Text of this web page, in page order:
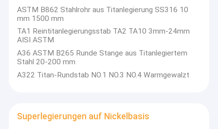
Nahtloses rostfreies Stahl
Schweißrohr aus Edelstahl
EDELSTAHLSPULE
304 1/2H 3/4H H Edelstahlspule
EDELSTAHLBAND
ASTM B862 Stahlrohr aus Titanlegierung SS316 10
mm 1500 mm
TA1 Reintitanlegierungsstab TA2 TA10 3mm-24mm
AISI ASTM
A36 ASTM B265 Runde Stange aus Titanlegiertem
Stahl 20-200 mm
A322 Titan-Rundstab NO.1 NO.3 NO.4 Warmgewalzt
Superlegierungen auf Nickelbasis
Die Kommission hat eine Reihe von Maßnahmen ergriffen, um
die
Die Produkte werden in den Bereichen Wärmeaustauschrohre,
Kochgeräte usw. eingesetzt.
Tischgeschirr, Druckbehälter, petrochemische Behälter,
Präzisionselektronische Instrumente, Solarwasserbereiter,
Auto/Auto
Teile usw.